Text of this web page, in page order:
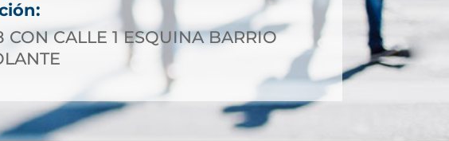
CON CALLE 1 ESQUINA BARRIO